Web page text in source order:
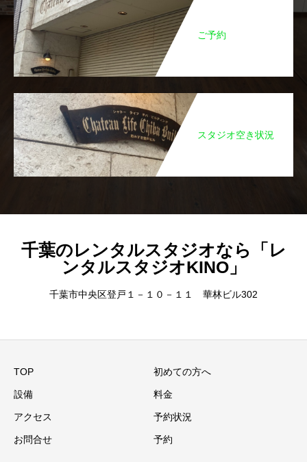
ご予約
スタジオ空き状況
千葉のレンタルスタジオなら「レ
ンタルスタジオKINO」
千葉市中央区登戸１－１０－１１ 華林ビル302
TOP 初めての方へ
設備 料金
アクセス 予約状況
お問合せ 予約